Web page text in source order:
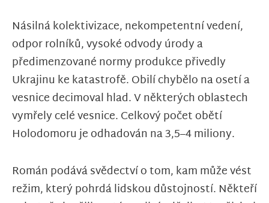
Násilná kolektivizace, nekompetentní vedení,
odpor rolníků, vysoké odvody úrody a
předimenzované normy produkce přivedly
Ukrajinu ke katastrofě. Obilí chybělo na osetí a
vesnice decimoval hlad. V některých oblastech
vymřely celé vesnice. Celkový počet obětí
Holodomoru je odhadován na 3,5–4 miliony.
Román podává svědectví o tom, kam může vést
režim, který pohrdá lidskou důstojností. Někteří